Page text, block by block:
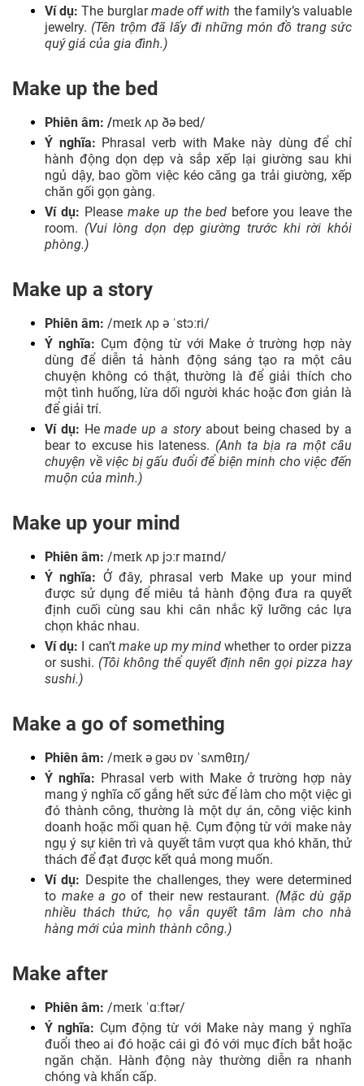
Ví dụ:The burglarmade off with the family’s valuable
jewelry. (Tên trộm đã lấy đi những món đồ trang sức
quý giá của gia đình.)
Make up the bed
Phiên âm: /meɪk ʌp ðə bed/
Ý nghĩa: Phrasal verb with Make này dùng để chỉ
hành động dọn dẹp và sắp xếp lại giường sau khi
ngủ dậy, bao gồm việc kéo căng ga trải giường, xếp
chăn gối gọn gàng.
Ví dụ: Please make up the bed before you leave the
room. (Vui lòng dọn dẹp giường trước khi rời khỏi
phòng.)
Make up a story
Phiên âm: /meɪk ʌp ə ˈstɔːri/
Ý nghĩa: Cụm động từ với Make ở trường hợp này
dùng để diễn tả hành động sáng tạo ra một câu
chuyện không có thật, thường là để giải thích cho
một tình huống, lừa dối người khác hoặc đơn giản là
để giải trí.
Ví dụ: Hemade up a storyabout being chased by a
bear to excuse his lateness. (Anh ta bịa ra một câu
chuyện về việc bị gấu đuổi để biện minh cho việc đến
muộn của mình.)
Make up your mind
Phiên âm: /meɪk ʌp jɔːr maɪnd/
Ý nghĩa: Ở đây, phrasal verb Make up your mind
được sử dụng để miêu tả hành động đưa ra quyết
định cuối cùng sau khi cân nhắc kỹ lưỡng các lựa
chọn khác nhau.
Ví dụ:
I can’t make up my mind whether to order pizza
or sushi. (Tôi không thể quyết định nên gọi pizza hay
sushi.)
Make a go of something
Phiên âm: /meɪk ə ɡəʊ ɒv ˈsʌmθɪŋ/
Ý nghĩa: Phrasal verb with Make ở trường hợp này
mang ý nghĩa cố gắng hết sức để làm cho một việc gì
đó thành công, thường là một dự án, công việc kinh
doanh hoặc mối quan hệ. Cụm động từ với make này
ngụ ý sự kiên trì và quyết tâm vượt qua khó khăn, thử
thách để đạt được kết quả mong muốn.
Ví dụ: Despite the challenges, they were determined
to make a goof their new restaurant. (Mặc dù gặp
nhiều thách thức, họ vẫn quyết tâm làm cho nhà
hàng mới của mình thành công.)
Make after
Phiên âm: /meɪk ˈɑːftər/
Ý nghĩa: Cụm động từ với Make này mang ý nghĩa
đuổi theo ai đó hoặc cái gì đó với mục đích bắt hoặc
ngăn chặn. Hành động này thường diễn ra nhanh
chóng và khẩn cấp.